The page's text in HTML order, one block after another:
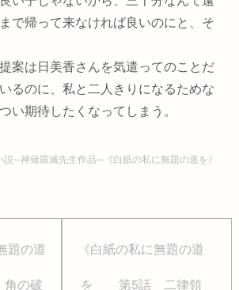
で帰って来なければ良いのにと、そ
案は日美香さんを気遣ってのことだ
るのに、私と二人きりになるためな
い期待したくなってしまう。
説─神薙羅滅先生作品─《白紙の私に無題の道を》
題の道
の破
《白紙の私に無題の道
を 第5話 二律領